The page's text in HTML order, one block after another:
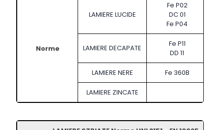
Norme
LAMIERE LUCIDE
Fe P02
DC 01
Fe P04
LAMIERE DECAPATE
Fe P11
DD 11
LAMIERE NERE Fe 360B
LAMIERE ZINCATE